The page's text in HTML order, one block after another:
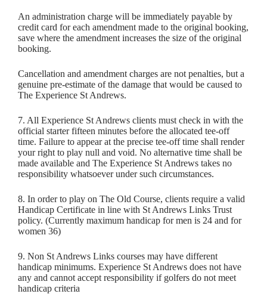
An administration charge will be immediately payable by
credit card for each amendment made to the original booking,
save where the amendment increases the size of the original
booking.
Cancellation and amendment charges are not penalties, but a
genuine pre-estimate of the damage that would be caused to
The Experience St Andrews.
7. All Experience St Andrews clients must check in with the
official starter fifteen minutes before the allocated tee-off
time. Failure to appear at the precise tee-off time shall render
your right to play null and void. No alternative time shall be
made available and The Experience St Andrews takes no
responsibility whatsoever under such circumstances.
8. In order to play on The Old Course, clients require a valid
Handicap Certificate in line with St Andrews Links Trust
policy. (Currently maximum handicap for men is 24 and for
women 36)
9. Non St Andrews Links courses may have different
handicap minimums. Experience St Andrews does not have
any and cannot accept responsibility if golfers do not meet
handicap criteria